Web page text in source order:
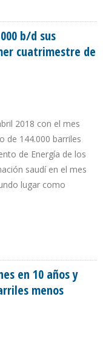
b/d sus
cuatrimestre de
2018 con el mes
de 144.000 barriles
de Energía de los
saudí en el mes
lugar como
en 10 años y
menos